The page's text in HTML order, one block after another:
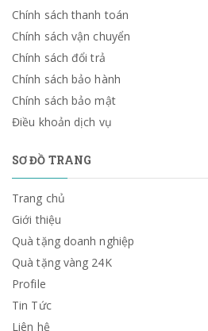
Chính sách thanh toán
Chính sách vận chuyển
Chính sách đổi trả
Chính sách bảo hành
Chính sách bảo mật
Điều khoản dịch vụ
SƠ ĐỒ TRANG
Trang chủ
Giới thiệu
Quà tặng doanh nghiệp
Quà tặng vàng 24K
Profile
Tin Tức
Liên hệ